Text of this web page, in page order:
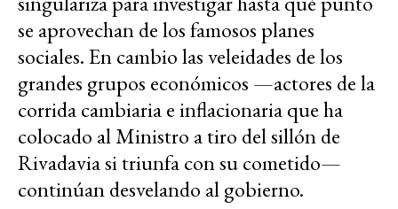
se aprovechan de los famosos planes
sociales. En cambio las veleidades de los
grandes grupos económicos —actores de la
corrida cambiaria e inflacionaria que ha
colocado al Ministro a tiro del sillón de
Rivadavia si triunfa con su cometido—
continúan desvelando al gobierno.